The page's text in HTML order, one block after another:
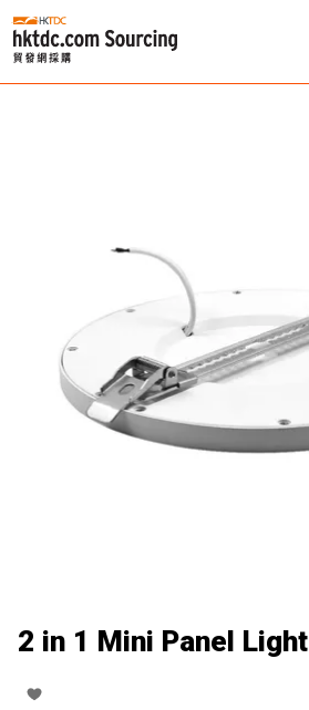
2 in 1 Mini Panel Light